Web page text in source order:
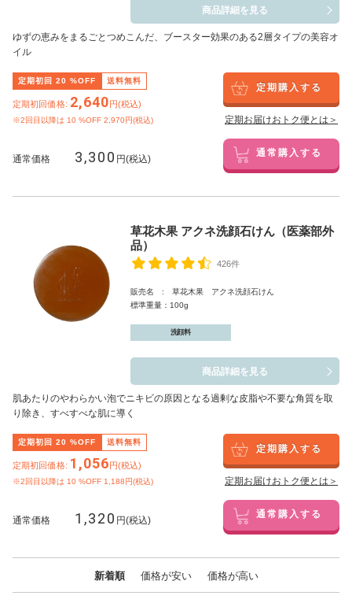
商品詳細を見る
ゆずの恵みをまるごとつめこんだ、ブースター効果のある2層タイプの美容オ
イル
定期初回 20 %OFF 送料無料
定期初回価格: 2,640円(税込)
※2回目以降は 10 %OFF 2,970円(税込)
定期購入する
定期お届けおトク便とは＞
通常価格 3,300 円(税込) 通常購入する
草花木果 アクネ洗顔石けん（医薬部外
品）
426件
販売名 : 草花木果 アクネ洗顔石けん
標準重量：100g
洗顔料
商品詳細を見る
肌あたりのやわらかい泡でニキビの原因となる過剰な皮脂や不要な角質を取
り除き、すべすべな肌に導く
定期初回 20 %OFF 送料無料
定期初回価格: 1,056円(税込)
※2回目以降は 10 %OFF 1,188円(税込)
定期購入する
定期お届けおトク便とは＞
通常価格 1,320 円(税込) 通常購入する
新着順 価格が安い 価格が高い